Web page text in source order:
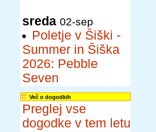
sreda 02-sep
Poletje v Šiški -
Summer in Šiška
2026: Pebble
Seven
Več o dogodkih
Preglej vse
dogodke v tem letu